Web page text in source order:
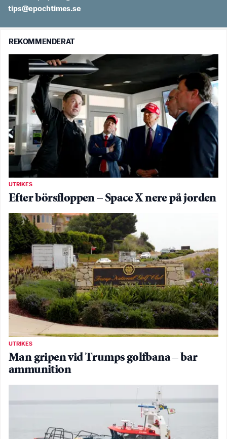
es.semithcope@spit
REKOMMENDERAT
UTRIKES
Efter börsfloppen – Space X nere på jorden
UTRIKES
Man gripen vid Trumps golfbana – bar
ammunition